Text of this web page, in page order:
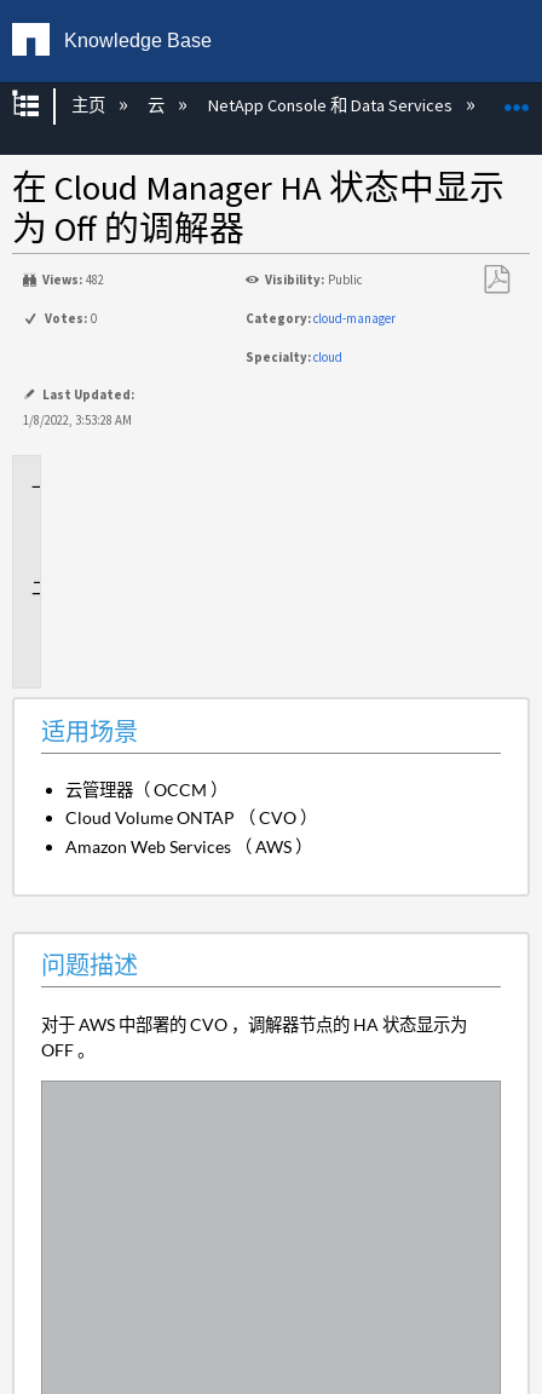
Knowledge Base
扩展/隐缩全局层次
主页 云 NetApp Console 和 Data Services
在 Cloud Manager HA 状态中显示
为 Off 的调解器
Views: 482 Visibility: Public
Votes: 0 Category:cloud-manager
Specialty:cloud
Last Updated:
1/8/2022, 3:53:28 AM
适用场景
云管理器（ OCCM ）
Cloud Volume ONTAP （ CVO ）
Amazon Web Services （ AWS ）
问题描述
对于AWS 中部署的 CVO ，调解器节点的 HA 状态显示为
OFF 。